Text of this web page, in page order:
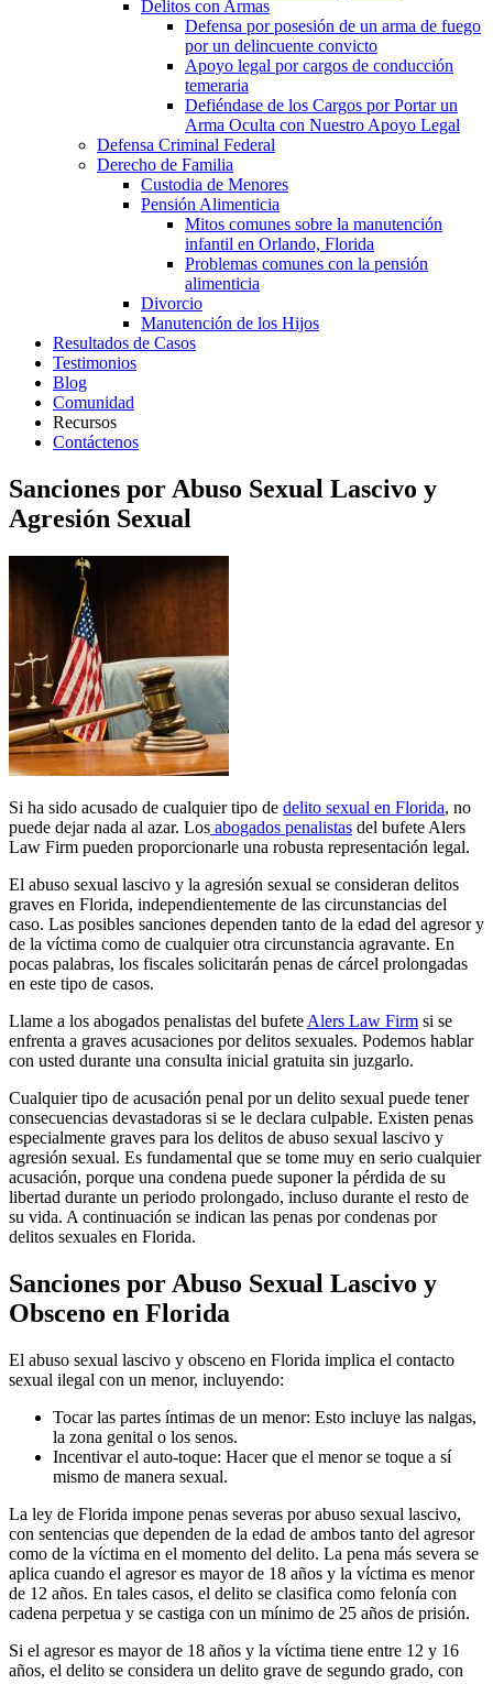
Delitos con Armas
Defensa por posesión de un arma de fuego
por un delincuente convicto
Apoyo legal por cargos de conducción
temeraria
Defiéndase de los Cargos por Portar un
Arma Oculta con Nuestro Apoyo Legal
Defensa Criminal Federal
Derecho de Familia
Custodia de Menores
Pensión Alimenticia
Mitos comunes sobre la manutención
infantil en Orlando, Florida
Problemas comunes con la pensión
alimenticia
Divorcio
Manutención de los Hijos
Resultados de Casos
Testimonios
Blog
Comunidad
Recursos
Contáctenos
Sanciones por Abuso Sexual Lascivo y
Agresión Sexual
Si ha sido acusado de cualquier tipo de delito sexual en Florida, no
puede dejar nada al azar. Los abogados penalistas del bufete Alers
Law Firm pueden proporcionarle una robusta representación legal.
El abuso sexual lascivo y la agresión sexual se consideran delitos
graves en Florida, independientemente de las circunstancias del
caso. Las posibles sanciones dependen tanto de la edad del agresor y
de la víctima como de cualquier otra circunstancia agravante. En
pocas palabras, los fiscales solicitarán penas de cárcel prolongadas
en este tipo de casos.
Llame a los abogados penalistas del bufete Alers Law Firm si se
enfrenta a graves acusaciones por delitos sexuales. Podemos hablar
con usted durante una consulta inicial gratuita sin juzgarlo.
Cualquier tipo de acusación penal por un delito sexual puede tener
consecuencias devastadoras si se le declara culpable. Existen penas
especialmente graves para los delitos de abuso sexual lascivo y
agresión sexual. Es fundamental que se tome muy en serio cualquier
acusación, porque una condena puede suponer la pérdida de su
libertad durante un periodo prolongado, incluso durante el resto de
su vida. A continuación se indican las penas por condenas por
delitos sexuales en Florida.
Sanciones por Abuso Sexual Lascivo y
Obsceno en Florida
El abuso sexual lascivo y obsceno en Florida implica el contacto
sexual ilegal con un menor, incluyendo:
Tocar las partes íntimas de un menor: Esto incluye las nalgas,
la zona genital o los senos.
Incentivar el auto-toque: Hacer que el menor se toque a sí
mismo de manera sexual.
La ley de Florida impone penas severas por abuso sexual lascivo,
con sentencias que dependen de la edad de ambos tanto del agresor
como de la víctima en el momento del delito. La pena más severa se
aplica cuando el agresor es mayor de 18 años y la víctima es menor
de 12 años. En tales casos, el delito se clasifica como felonía con
cadena perpetua y se castiga con un mínimo de 25 años de prisión.
Si el agresor es mayor de 18 años y la víctima tiene entre 12 y 16
años, el delito se considera un delito grave de segundo grado, con